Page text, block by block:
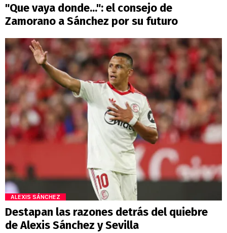
"Que vaya donde...": el consejo de
Zamorano a Sánchez por su futuro
ALEXIS SÁNCHEZ
Destapan las razones detrás del quiebre
de Alexis Sánchez y Sevilla